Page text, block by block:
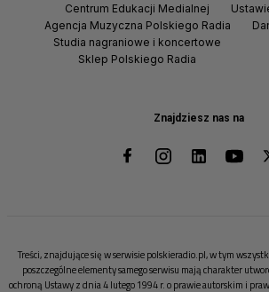
Znajdziesz nas na
Centrum Edukacji Medialnej
Agencja Muzyczna Polskiego Radia
Studia nagraniowe i koncertowe
Sklep Polskiego Radia
Treści, znajdujące się w serwisie polskieradio.pl, w tym
poszczególne elementy samego serwisu mają charakter
ochroną Ustawy z dnia 4 lutego 1994 r. o prawie autorskim i